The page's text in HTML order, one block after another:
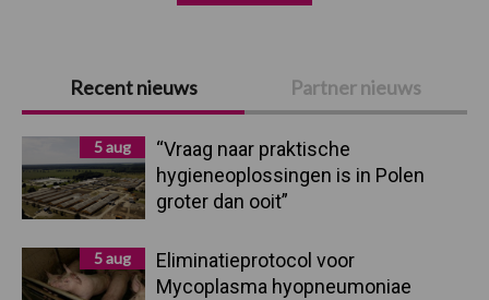
Primaire
Sidebar
Recent nieuws Partner nieuws
5 aug
“Vraag naar praktische
hygieneoplossingen is in Polen
groter dan ooit”
5 aug
Eliminatieprotocol voor
Mycoplasma hyopneumoniae